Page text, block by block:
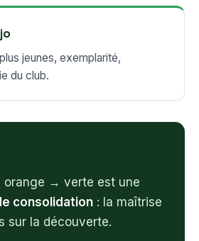
jeunes, exemplarité,
du club.
orange → verte est une
consolidation : la maîtrise
sur la découverte.